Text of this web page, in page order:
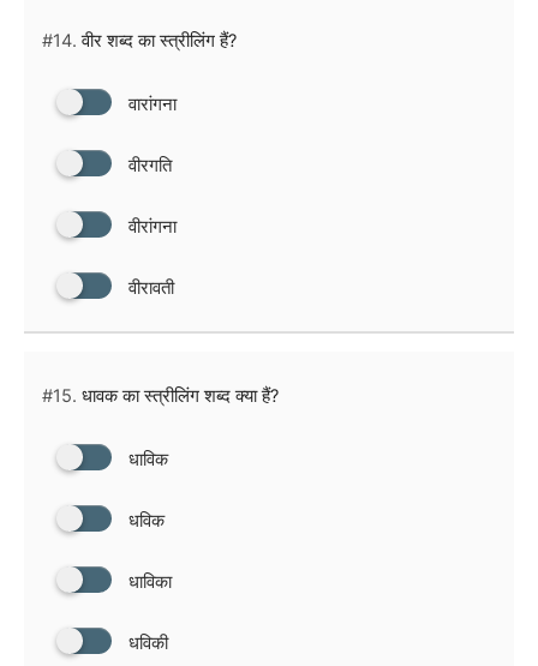
#14. वीर शब्द का स्त्रीलिंग हैं?
वारांगना
वीरगति
वीरांगना
वीरावती
#15. धावक का स्त्रीलिंग शब्द क्या हैं?
धाविक
धविक
धाविका
धविकी